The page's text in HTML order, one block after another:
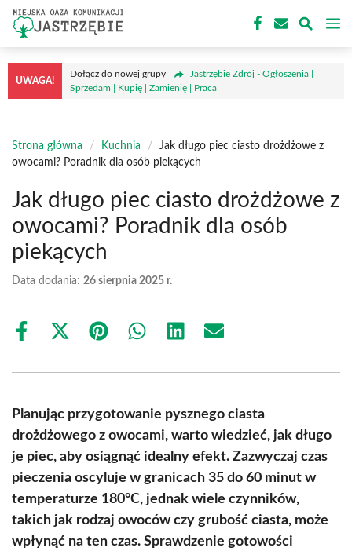
Przejdź
treści
UWAGA!
Dołącz do nowej grupy
Jastrzębie Zdrój - Ogłoszenia |
Sprzedam | Kupię | Zamienię | Praca
Strona główna / Kuchnia /
Jak długo piec ciasto drożdżowe z
owocami? Poradnik dla osób piekących
Jak długo piec ciasto drożdżowe z
owocami? Poradnik dla osób
piekących
Data dodania: 26 sierpnia 2025 r.
Share
Share
(Twitter)
Share Share Share Share
Planując przygotowanie pysznego ciasta
drożdżowego z owocami, warto wiedzieć, jak długo
je piec, aby osiągnąć idealny efekt. Zazwyczaj czas
pieczenia oscyluje w granicach 35 do 60 minut w
temperaturze 180°C, jednak wiele czynników,
takich jak rodzaj owoców czy grubość ciasta, może
wpłynąć na ten czas. Sprawdzenie gotowości